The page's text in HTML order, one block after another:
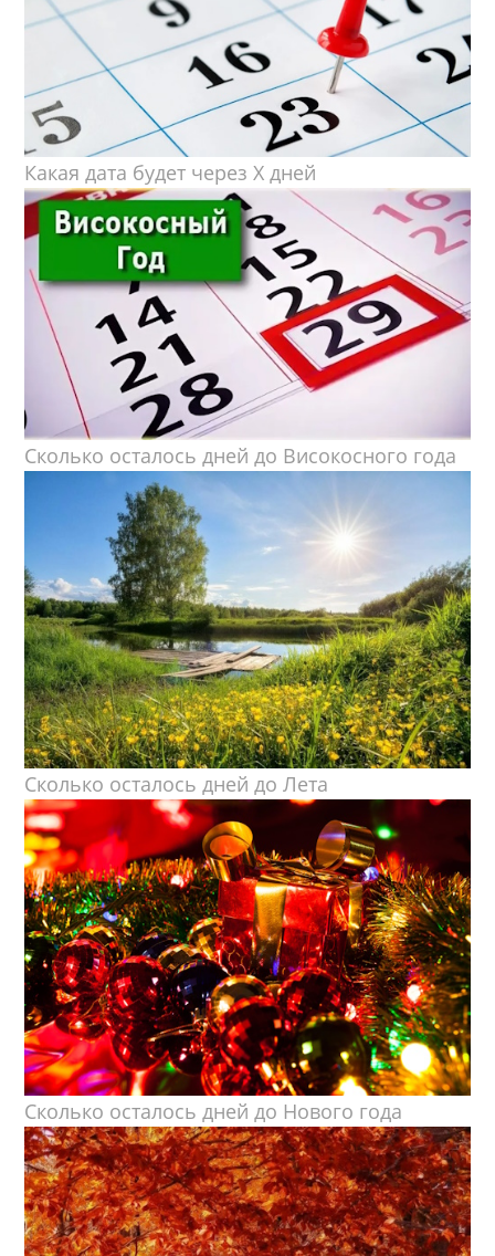
Какая дата будет через X дней
Сколько осталось дней до Високосного года
Сколько осталось дней до Лета
Сколько осталось дней до Нового года